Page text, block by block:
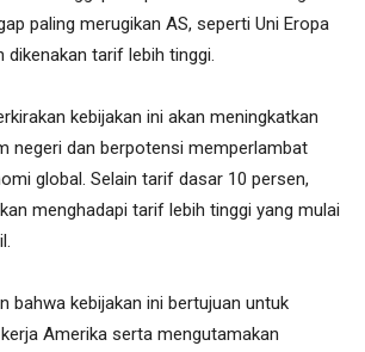
paling merugikan AS, seperti Uni Eropa
dikenakan tarif lebih tinggi.
kebijakan ini akan meningkatkan
negeri dan berpotensi memperlambat
global. Selain tarif dasar 10 persen,
menghadapi tarif lebih tinggi yang mulai
bahwa kebijakan ini bertujuan untuk
Amerika serta mengutamakan